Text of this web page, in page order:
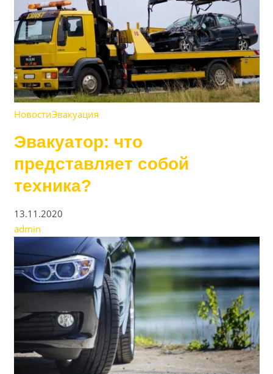
НовостиЭвакуация
Эвакуатор: что
представляет собой
техника?
13.11.2020
admin